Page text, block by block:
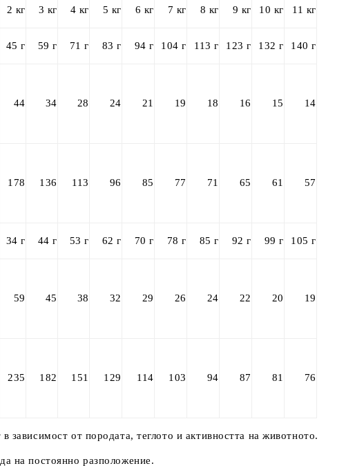
2 кг 3 кг 4 кг 5 кг 6 кг 7 кг 8 кг 9 кг 10 кг 11 кг
45 г 59 г 71 г 83 г 94 г 104 г 113 г 123 г 132 г 140 г
44 34 28 24 21 19 18 16 15 14
178 136 113 96 85 77 71 65 61 57
34 г 44 г 53 г 62 г 70 г 78 г 85 г 92 г 99 г 105 г
59 45 38 32 29 26 24 22 20 19
235 182 151 129 114 103 94 87 81 76
зависимост от породата, теглото и активността на животното.
на постоянно разположение.